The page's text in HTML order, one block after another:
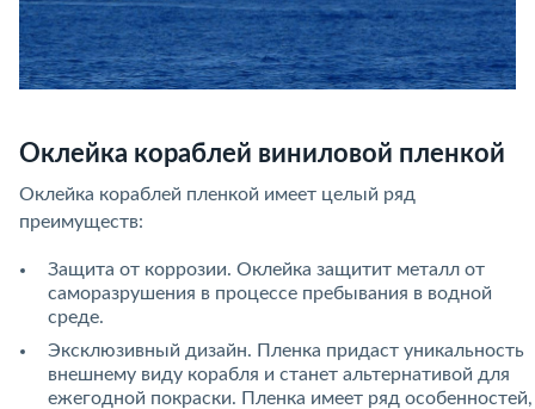
Оклейка кораблей виниловой пленкой
Оклейка кораблей пленкой имеет целый ряд
преимуществ:
Защита от коррозии. Оклейка защитит металл от
саморазрушения в процессе пребывания в водной
среде.
Эксклюзивный дизайн. Пленка придаст уникальность
внешнему виду корабля и станет альтернативой для
ежегодной покраски. Пленка имеет ряд особенностей,